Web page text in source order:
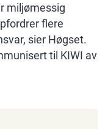
miljømessig
flere
sier Høgset.
til KIWI av